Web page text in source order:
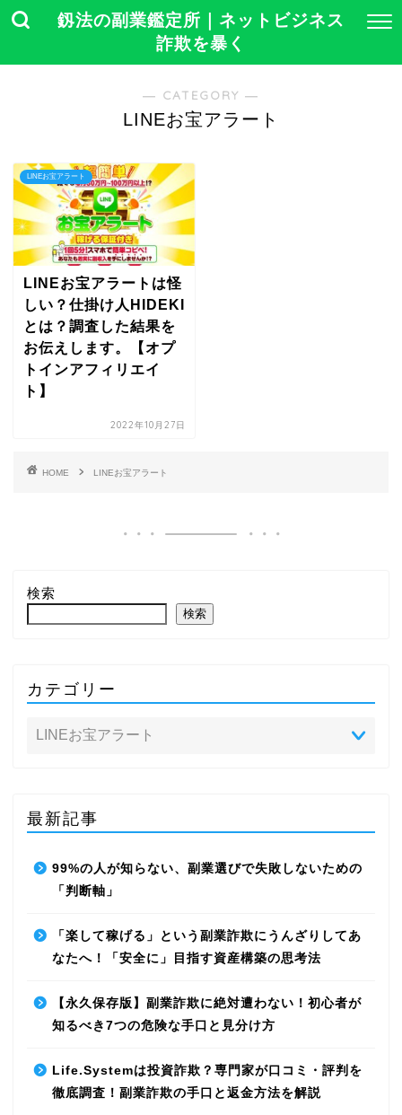
釼法の副業鑑定所｜ネットビジネス
詐欺を暴く
― CATEGORY ―
LINEお宝アラート
LINEお宝アラート
LINEお宝アラートは怪
しい？仕掛け人HIDEKI
とは？調査した結果を
お伝えします。【オプ
トインアフィリエイ
ト】
2022年10月27日
HOME LINEお宝アラート
検索
検索
カテゴリー
最新記事
99%の人が知らない、副業選びで失敗しないための
「判断軸」
「楽して稼げる」という副業詐欺にうんざりしてあ
なたへ！「安全に」目指す資産構築の思考法
【永久保存版】副業詐欺に絶対遭わない！初心者が
知るべき7つの危険な手口と見分け方
Life.Systemは投資詐欺？専門家が口コミ・評判を
徹底調査！副業詐欺の手口と返金方法を解説